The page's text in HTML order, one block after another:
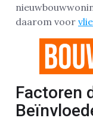
daarom voor
Factoren